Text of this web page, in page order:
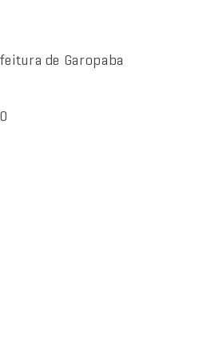
de Garopaba